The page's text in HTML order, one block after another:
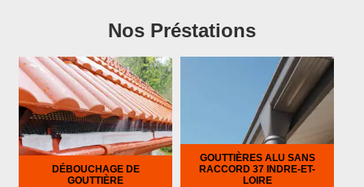
Nos Préstations
DÉBOUCHAGE DE
GOUTTIÈRE
GOUTTIÈRES ALU SANS
RACCORD 37 INDRE-ET-
LOIRE